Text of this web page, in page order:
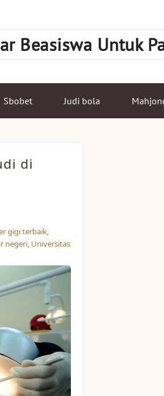
Beasiswa Untuk
Sbobet Judi bola
di
gigi terbaik,
negeri, Universitas